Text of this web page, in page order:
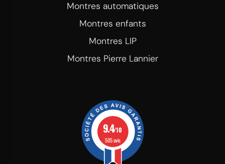
Montres automatiques
Montres enfants
Montres LIP
Montres Pierre Lannier
9.4/10
505 avis